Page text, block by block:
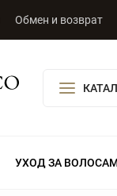
Обмен и возврат
УХОД ЗА